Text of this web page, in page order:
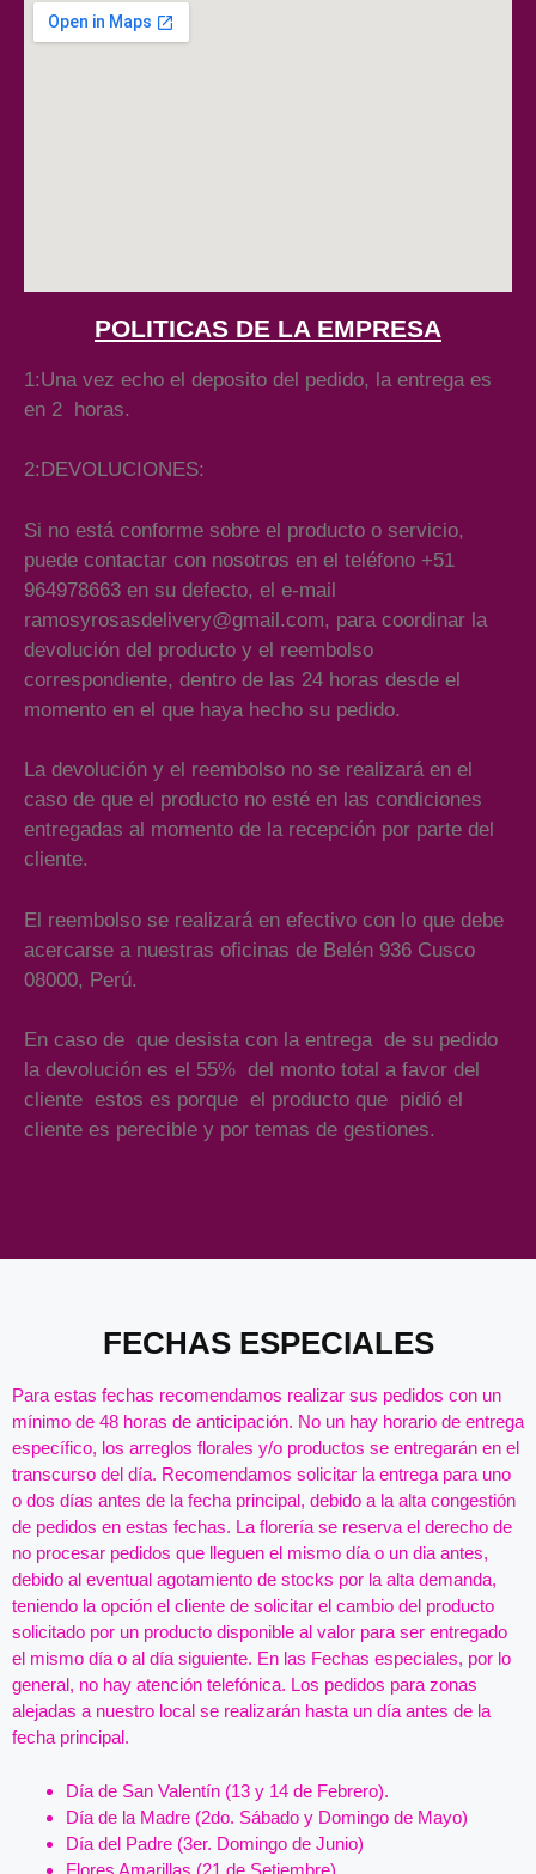
POLITICAS DE LA EMPRESA
1:Una vez echo el deposito del pedido, la entrega es
en 2 horas.
2:DEVOLUCIONES:
Si no está conforme sobre el producto o servicio,
puede contactar con nosotros en el teléfono +51
964978663 en su defecto, el e-mail
ramosyrosasdelivery@gmail.com, para coordinar la
devolución del producto y el reembolso
correspondiente, dentro de las 24 horas desde el
momento en el que haya hecho su pedido.
La devolución y el reembolso no se realizará en el
caso de que el producto no esté en las condiciones
entregadas al momento de la recepción por parte del
cliente.
El reembolso se realizará en efectivo con lo que debe
acercarse a nuestras oficinas de Belén 936 Cusco
08000, Perú.
En caso de que desista con la entrega de su pedido
la devolución es el 55% del monto total a favor del
cliente estos es porque el producto que pidió el
cliente es perecible y por temas de gestiones.
FECHAS ESPECIALES
Para estas fechas recomendamos realizar sus pedidos con un
mínimo de 48 horas de anticipación. No un hay horario de entrega
específico, los arreglos florales y/o productos se entregarán en el
transcurso del día. Recomendamos solicitar la entrega para uno
o dos días antes de la fecha principal, debido a la alta congestión
de pedidos en estas fechas. La florería se reserva el derecho de
no procesar pedidos que lleguen el mismo día o un dia antes,
debido al eventual agotamiento de stocks por la alta demanda,
teniendo la opción el cliente de solicitar el cambio del producto
solicitado por un producto disponible al valor para ser entregado
el mismo día o al día siguiente. En las Fechas especiales, por lo
general, no hay atención telefónica. Los pedidos para zonas
alejadas a nuestro local se realizarán hasta un día antes de la
fecha principal.
Día de San Valentín (13 y 14 de Febrero).
Día de la Madre (2do. Sábado y Domingo de Mayo)
Día del Padre (3er. Domingo de Junio)
Flores Amarillas (21 de Setiembre)